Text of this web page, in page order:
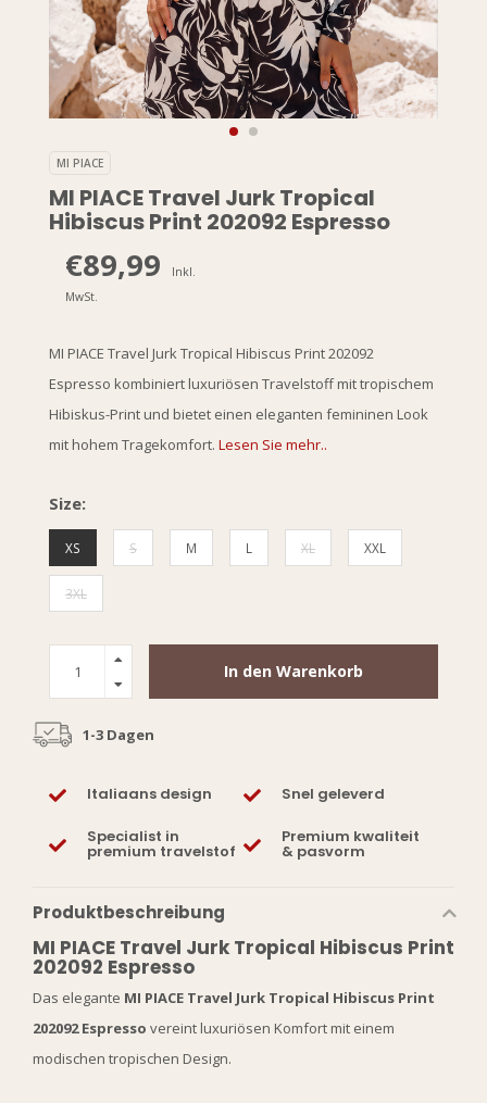
MI PIACE
MI PIACE Travel Jurk Tropical
Hibiscus Print 202092 Espresso
€89,99
Inkl.
MwSt.
MI PIACE Travel Jurk Tropical Hibiscus Print 202092
Espresso kombiniert luxuriösen Travelstoff mit tropischem
Hibiskus-Print und bietet einen eleganten femininen Look
mit hohem Tragekomfort. Lesen Sie mehr..
Size:
XS S M L XL XXL
3XL
In den Warenkorb
1-3 Dagen
Italiaans design Snel geleverd
Specialist in
premium travelstof
Premium kwaliteit
& pasvorm
Produktbeschreibung
MI PIACE Travel Jurk Tropical Hibiscus Print
202092 Espresso
Das elegante MI PIACE Travel Jurk Tropical Hibiscus Print
202092 Espresso vereint luxuriösen Komfort mit einem
modischen tropischen Design.